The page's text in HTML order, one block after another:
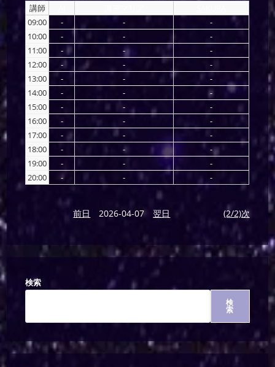
講師
09:00
- -
-
10:00
- -
-
11:00
- -
-
12:00
- -
-
13:00
- -
-
14:00
- -
-
15:00
- -
-
16:00
- -
-
17:00
- -
-
18:00
- -
-
19:00
- -
-
20:00
- - -
前日 2026-04-07 翌日 (2/2)次
検索
検
索